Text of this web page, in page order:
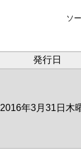
ソ
発行日
2016年3月31日木